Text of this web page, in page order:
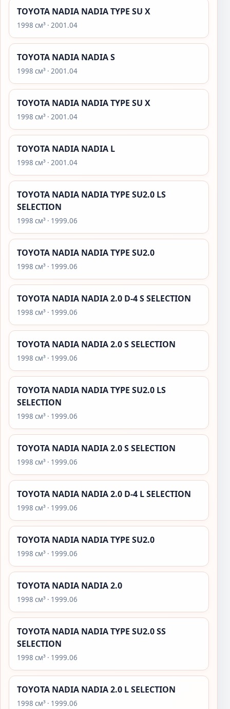
TOYOTA NADIA NADIA TYPE SU X
1998 см³ · 2001.04
TOYOTA NADIA NADIA S
1998 см³ · 2001.04
TOYOTA NADIA NADIA TYPE SU X
1998 см³ · 2001.04
TOYOTA NADIA NADIA L
1998 см³ · 2001.04
TOYOTA NADIA NADIA TYPE SU2.0 LS
SELECTION
1998 см³ · 1999.06
TOYOTA NADIA NADIA TYPE SU2.0
1998 см³ · 1999.06
TOYOTA NADIA NADIA 2.0 D-4 S SELECTION
1998 см³ · 1999.06
TOYOTA NADIA NADIA 2.0 S SELECTION
1998 см³ · 1999.06
TOYOTA NADIA NADIA TYPE SU2.0 LS
SELECTION
1998 см³ · 1999.06
TOYOTA NADIA NADIA 2.0 S SELECTION
1998 см³ · 1999.06
TOYOTA NADIA NADIA 2.0 D-4 L SELECTION
1998 см³ · 1999.06
TOYOTA NADIA NADIA TYPE SU2.0
1998 см³ · 1999.06
TOYOTA NADIA NADIA 2.0
1998 см³ · 1999.06
TOYOTA NADIA NADIA TYPE SU2.0 SS
SELECTION
1998 см³ · 1999.06
TOYOTA NADIA NADIA 2.0 L SELECTION
1998 см³ · 1999.06